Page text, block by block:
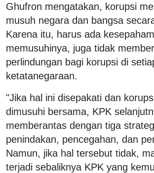
Ghufron mengatakan, korupsi
musuh negara dan bangsa
Karena itu, harus ada
memusuhinya, juga tidak
perlindungan bagi korupsi di
ketatanegaraan.
"Jika hal ini disepakati dan
dimusuhi bersama, KPK
memberantas dengan tiga
penindakan, pencegahan, dan
Namun, jika hal tersebut tidak,
terjadi sebaliknya KPK yang